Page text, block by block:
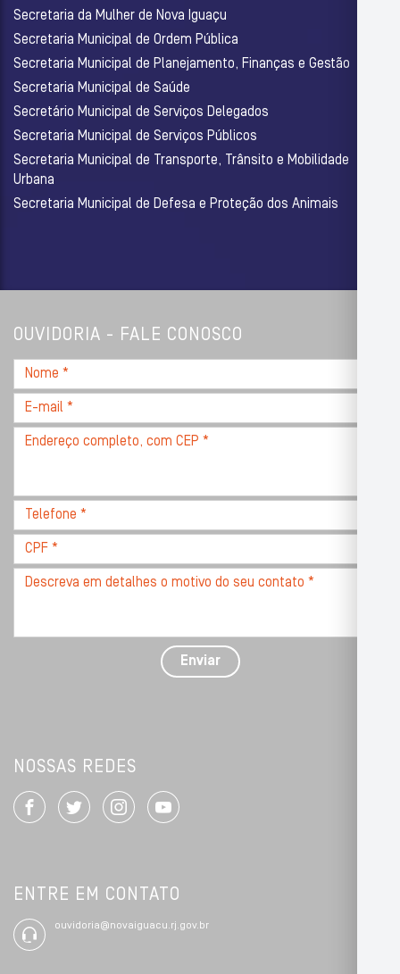
Secretaria da Mulher de Nova Iguaçu
Secretaria Municipal de Ordem Pública
Secretaria Municipal de Planejamento, Finanças e Gestão
Secretaria Municipal de Saúde
Secretário Municipal de Serviços Delegados
Secretaria Municipal de Serviços Públicos
Secretaria Municipal de Transporte, Trânsito e Mobilidade
Urbana
Secretaria Municipal de Defesa e Proteção dos Animais
OUVIDORIA - FALE CONOSCO
Nome
*
E-
mail
Endereço
CEP
Telefone
*
CPF
*
Descreva
com
Enviar
NOSSAS REDES
ENTRE EM CONTATO
ouvidoria@novaiguacu.rj.gov.br